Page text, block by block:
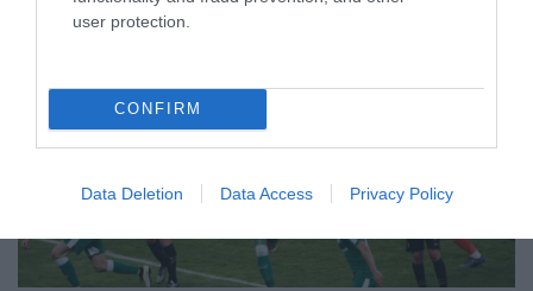
user protection.
CONFIRM
Data Deletion Data Access Privacy Policy